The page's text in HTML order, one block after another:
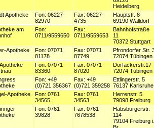
Heidelberg
Apotheke
Fon: 06227-
82970
Fax: 06227-
4735
Hauptstr. 8
69190 Walldorf
am
Fon:
0711/9559650
Fax:
0711/9559653
Bahnhofstraße
11
70372 Stuttgart
Apotheke
Fon: 07071
81178
Fax: 07071
87749
Pfrondorfer Str.
72074 Tübingen
Fon: 07071
83360
Fax: 07071
87020
Dorfackerstr.17
72074 Tübingen
Fon: +49
(0)721 356367
Fax: +49
(0)721 359258
Ettlingerstr. 5
76137 Karlsruhe
Apotheke
Fon: 0761
34565
Fax: 0761
34563
Herrenstr. 5
79098 Freiburg
Fon: 0761
39828
Fax: 0761
7678538
Habsburgerstr.
114
79104 Freiburg i.